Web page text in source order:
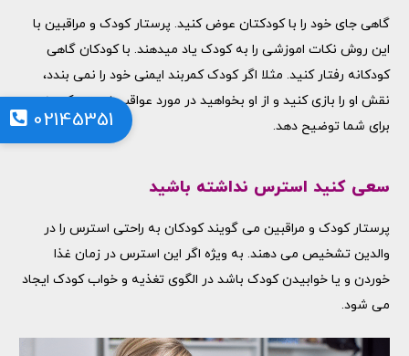
02145351
گاهی جای خود را با کودکتان عوض کنید. پرستار کودک و مراقبین با
این روش نکات اموزشی را به کودک یاد میدهند. با کودکان گاهی
کودکانه رفتار کنید. مثلا اگر کودک کمربند ایمنی خود را نمی بندد،
نقش او را بازی کنید و از او بخواهید در مورد عواقب نبستن کمربند
برای شما توضیح دهد.
سعی کنید استرس نداشته باشید
پرستار کودک و مراقبین می گویند کودکان به راحتی استرس را در
والدین تشخیص می دهند. به ویژه اگر این استرس در زمان غذا
خوردن و یا خوابیدن کودک باشد در الگوی تغذیه و خواب کودک ایجاد
می شود.